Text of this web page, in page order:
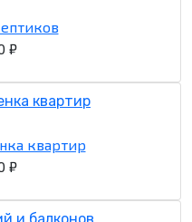
₽
квартир
₽